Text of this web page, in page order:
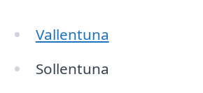
Vallentuna
Sollentuna